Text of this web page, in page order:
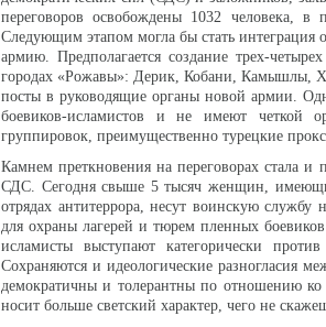
переговоров освобождены 1032 человека,
Следующим этапом могла бы стать интеграция
армию. Предполагается создание трех-
городах «Рожавы»: Дерик, Кобани, Камышлы,
посты в руководящие органы новой армии.
боевиков-исламистов и не имеют четкой
группировок, преимущественно турецкие
Камнем преткновения на переговорах стала
СДС. Сегодня свыше 5 тысяч женщин,
отрядах антитеррора, несут воинскую
для охраны лагерей и тюрем пленных
исламисты выступают категорически
Сохраняются и идеологические разногласия
демократичны и толерантны по отношению
носит больше светский характер, чего не